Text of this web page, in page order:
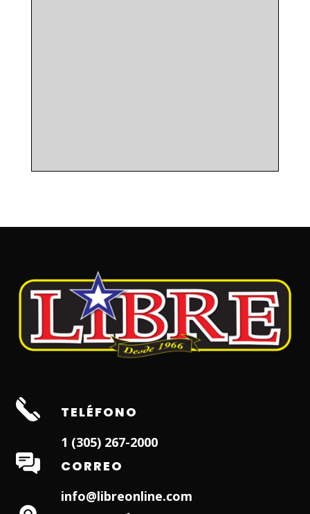
TELÉFONO
1 (305) 267-2000
CORREO
info@libreonline.com